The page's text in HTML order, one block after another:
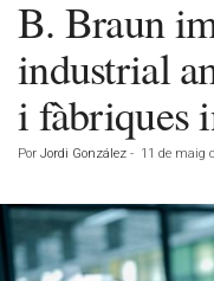
B. Braun
industrial
i fàbriques
Por Jordi González - 11 de maig